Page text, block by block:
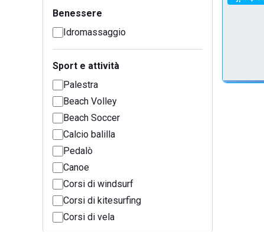
Benessere
Idromassaggio
Sport e attività
Palestra
Beach Volley
Beach Soccer
Calcio balilla
Pedalò
Canoe
Corsi di windsurf
Corsi di kitesurfing
Corsi di vela